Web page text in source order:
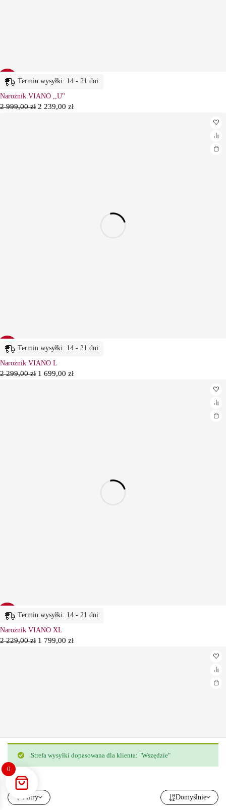
Strefa wysyłki dopasowana dla klienta: "Wszędzie"
Filtry Domyślnie
25% Termin wysyłki: 14 - 21 dni
Narożnik VIANO ,,U''
2 999,00zł 2 239,00 zł
26% Termin wysyłki: 14 - 21 dni
Narożnik VIANO L
2 299,00zł 1 699,00 zł
19% Termin wysyłki: 14 - 21 dni
Narożnik VIANO XL
2 229,00zł 1 799,00 zł
0